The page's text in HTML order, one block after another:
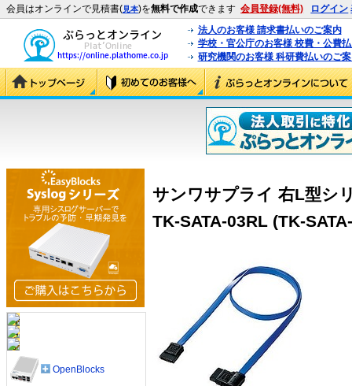
会員はオンラインで見積書(見本)を無料で作成できます 会員登録(無料) ログイン
法人のお客様 請求書払いのご案内
学校・官公庁のお客様 校費・公費
研究機関のお客様 科研費払いのご
サンワサプライ 右L型シ
TK-SATA-03RL (TK-
OpenBlocks